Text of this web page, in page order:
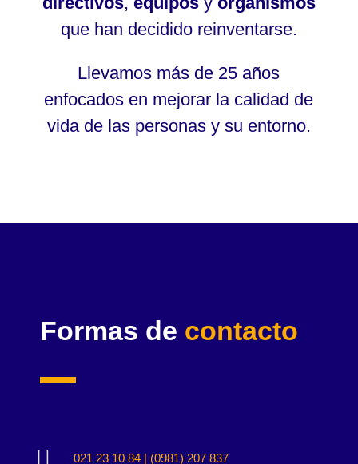
que han decidido reinventarse.
Llevamos más de 25 años
enfocados en mejorar la calidad de
vida de las personas y su entorno.
Formas de contacto
 021 23 10 84 | (0981) 207 837